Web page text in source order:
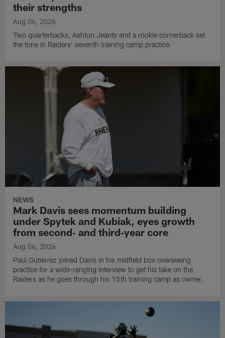
their strengths
Aug 06, 2026
Two quarterbacks, Ashton Jeanty and a rookie cornerback set
the tone in Raiders' seventh training camp practice.
NEWS
Mark Davis sees momentum building
under Spytek and Kubiak, eyes growth
from second‑ and third‑year core
Aug 06, 2026
Paul Gutierrez joined Davis in his midfield box overseeing
practice for a wide-ranging interview to get his take on the
Raiders as he goes through his 15th training camp as owner.